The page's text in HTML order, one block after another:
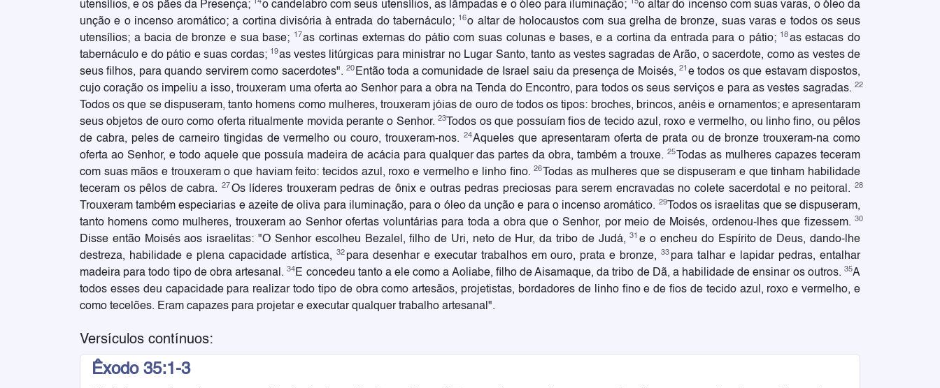
utensílios, e os pães da Presença;
o candelabro com seus utensílios, as lâmpadas e o óleo para iluminação;
o altar do incenso com suas varas, o óleo da
unção e o incenso aromático; a cortina divisória à entrada do tabernáculo; 16o altar de holocaustos com sua grelha de bronze, suas varas e todos os seus
utensílios; a bacia de bronze e sua base; 17as cortinas externas do pátio com suas colunas e bases, e a cortina da entrada para o pátio; 18as estacas do
tabernáculo e do pátio e suas cordas; 19as vestes litúrgicas para ministrar no Lugar Santo, tanto as vestes sagradas de Arão, o sacerdote, como as vestes de
seus filhos, para quando servirem como sacerdotes".20 Então toda a comunidade de Israel saiu da presença de Moisés,21 e todos os que estavam dispostos,
cujo coração os impeliu a isso, trouxeram uma oferta ao Senhor para a obra na Tenda do Encontro, para todos os seus serviços e para as vestes sagradas. 22
Todos os que se dispuseram, tanto homens como mulheres, trouxeram jóias de ouro de todos os tipos: broches, brincos, anéis e ornamentos; e apresentaram
seus objetos de ouro como oferta ritualmente movida perante o Senhor.23
Todos os que possuíam fios de tecido azul, roxo e vermelho, ou linho fino, ou pêlos
de cabra, peles de carneiro tingidas de vermelho ou couro, trouxeram-nos. 24Aqueles que apresentaram oferta de prata ou de bronze trouxeram-na como
oferta ao Senhor, e todo aquele que possuía madeira de acácia para qualquer das partes da obra, também a trouxe.25
Todas as mulheres capazes teceram
com suas mãos e trouxeram o que haviam feito: tecidos azul, roxo e vermelho e linho fino.26
Todas as mulheres que se dispuseram e que tinham habilidade
teceram os pêlos de cabra. 27Os líderes trouxeram pedras de ônix e outras pedras preciosas para serem encravadas no colete sacerdotal e no peitoral.28
Trouxeram também especiarias e azeite de oliva para iluminação, para o óleo da unção e para o incenso aromático. 29Todos os israelitas que se dispuseram,
tanto homens como mulheres, trouxeram ao Senhor ofertas voluntárias para toda a obra que o Senhor, por meio de Moisés, ordenou-lhes que fizessem. 30
Disse então Moisés aos israelitas: "O Senhor escolheu Bezalel, filho de Uri, neto de Hur, da tribo de Judá,31 e o encheu do Espírito de Deus, dando-lhe
destreza, habilidade e plena capacidade artística, 32 para desenhar e executar trabalhos em ouro, prata e bronze,33 para talhar e lapidar pedras, entalhar
madeira para todo tipo de obra artesanal.34 E concedeu tanto a ele como a Aoliabe, filho de Aisamaque, da tribo de Dã, a habilidade de ensinar os outros. 35A
todos esses deu capacidade para realizar todo tipo de obra como artesãos, projetistas, bordadores de linho fino e de fios de tecido azul, roxo e vermelho, e
como tecelões. Eram capazes para projetar e executar qualquer trabalho artesanal".
Versículos contínuos:
Êxodo 35:1-3